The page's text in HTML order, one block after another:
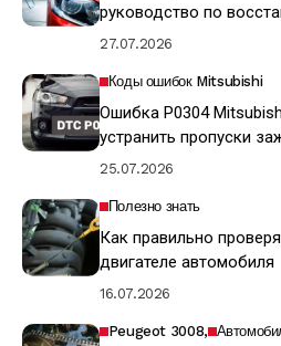
руководство по
27.07.2026
Коды ошибок Mitsubishi
Ошибка P0304
устранить пропуски
25.07.2026
Полезно знать
Как правильно
двигателе автомобиля
16.07.2026
Peugeot 3008